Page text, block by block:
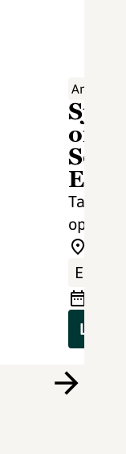
Andre
om
Ta
Les